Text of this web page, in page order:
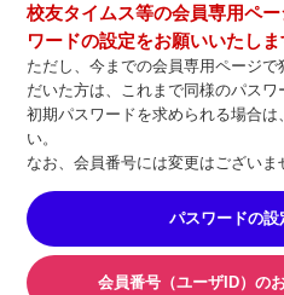
校友タイムス等の会員専用ペ
ワードの設定をお願いいたしま
ただし、今までの会員専用ページ
だいた方は、これまで同様のパスワ
初期パスワードを求められる場合は、
い。
なお、会員番号には変更はございま
パスワードの
会員番号（ユーザID）の